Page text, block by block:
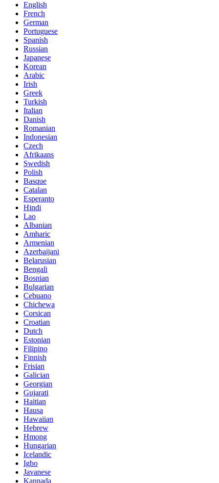
English
French
German
Portuguese
Spanish
Russian
Japanese
Korean
Arabic
Irish
Greek
Turkish
Italian
Danish
Romanian
Indonesian
Czech
Afrikaans
Swedish
Polish
Basque
Catalan
Esperanto
Hindi
Lao
Albanian
Amharic
Armenian
Azerbaijani
Belarusian
Bengali
Bosnian
Bulgarian
Cebuano
Chichewa
Corsican
Croatian
Dutch
Estonian
Filipino
Finnish
Frisian
Galician
Georgian
Gujarati
Haitian
Hausa
Hawaiian
Hebrew
Hmong
Hungarian
Icelandic
Igbo
Javanese
Kannada